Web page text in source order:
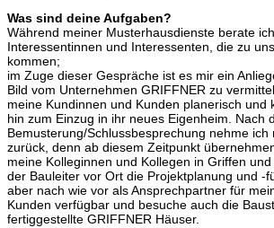
Was sind deine Aufgaben?
Während meiner Musterhausdienste berate
Interessentinnen und Interessenten, die zu
kommen;
im Zuge dieser Gespräche ist es mir ein
Bild vom Unternehmen GRIFFNER zu
meine Kundinnen und Kunden planerisch und
hin zum Einzug in ihr neues Eigenheim. Nach
Bemusterung/Schlussbesprechung nehme ich
zurück, denn ab diesem Zeitpunkt
meine Kolleginnen und Kollegen in Griffen
der Bauleiter vor Ort die Projektplanung und -
aber nach wie vor als Ansprechpartner für
Kunden verfügbar und besuche auch die
fertiggestellte GRIFFNER Häuser.